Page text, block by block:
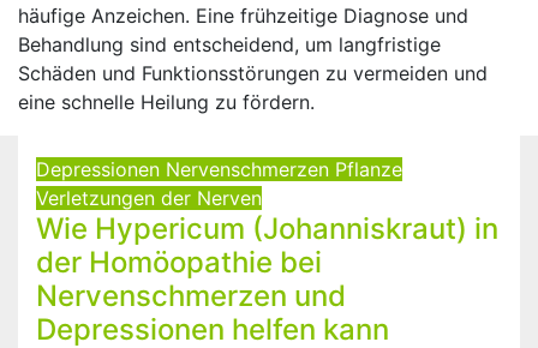
häufige Anzeichen. Eine frühzeitige Diagnose und
Behandlung sind entscheidend, um langfristige
Schäden und Funktionsstörungen zu vermeiden und
eine schnelle Heilung zu fördern.
Depressionen Nervenschmerzen Pflanze
Verletzungen der Nerven
Wie Hypericum (Johanniskraut) in
der Homöopathie bei
Nervenschmerzen und
Depressionen helfen kann